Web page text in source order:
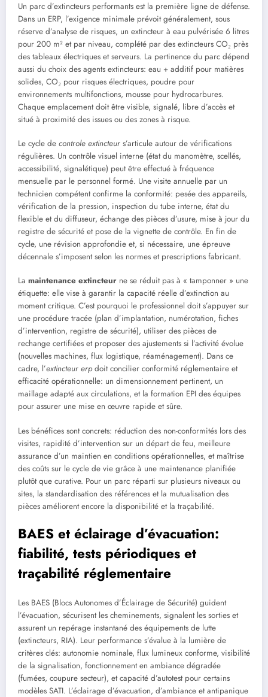
Un parc d’extincteurs performants est la première ligne de défense.
Dans un ERP, l’exigence minimale prévoit généralement, sous
réserve d’analyse de risques, un extincteur à eau pulvérisée 6 litres
pour 200 m² et par niveau, complété par des extincteurs CO₂ près
des tableaux électriques et serveurs. La pertinence du parc dépend
aussi du choix des agents extincteurs: eau + additif pour matières
solides, CO₂ pour risques électriques, poudre pour
environnements multifonctions, mousse pour hydrocarbures.
Chaque emplacement doit être visible, signalé, libre d’accès et
situé à proximité des issues ou des zones à risque.
Le cycle de controle extincteur s’articule autour de vérifications
régulières. Un contrôle visuel interne (état du manomètre, scellés,
accessibilité, signalétique) peut être effectué à fréquence
mensuelle par le personnel formé. Une visite annuelle par un
technicien compétent confirme la conformité: pesée des appareils,
vérification de la pression, inspection du tube interne, état du
flexible et du diffuseur, échange des pièces d’usure, mise à jour du
registre de sécurité et pose de la vignette de contrôle. En fin de
cycle, une révision approfondie et, si nécessaire, une épreuve
décennale s’imposent selon les normes et prescriptions fabricant.
La maintenance extincteur ne se réduit pas à « tamponner » une
étiquette: elle vise à garantir la capacité réelle d’extinction au
moment critique. C’est pourquoi le professionnel doit s’appuyer sur
une procédure tracée (plan d’implantation, numérotation, fiches
d’intervention, registre de sécurité), utiliser des pièces de
rechange certifiées et proposer des ajustements si l’activité évolue
(nouvelles machines, flux logistique, réaménagement). Dans ce
cadre, l’extincteur erpdoit concilier conformité réglementaire et
efficacité opérationnelle: un dimensionnement pertinent, un
maillage adapté aux circulations, et la formation EPI des équipes
pour assurer une mise en œuvre rapide et sûre.
Les bénéfices sont concrets: réduction des non-conformités lors des
visites, rapidité d’intervention sur un départ de feu, meilleure
assurance d’un maintien en conditions opérationnelles, et maîtrise
des coûts sur le cycle de vie grâce à une maintenance planifiée
plutôt que curative. Pour un parc réparti sur plusieurs niveaux ou
sites, la standardisation des références et la mutualisation des
pièces améliorent encore la disponibilité et la traçabilité.
BAES et éclairage d’évacuation:
fiabilité, tests périodiques et
traçabilité réglementaire
Les BAES (Blocs Autonomes d’Éclairage de Sécurité) guident
l’évacuation, sécurisent les cheminements, signalent les sorties et
assurent un repérage instantané des équipements de lutte
(extincteurs, RIA). Leur performance s’évalue à la lumière de
critères clés: autonomie nominale, flux lumineux conforme, visibilité
de la signalisation, fonctionnement en ambiance dégradée
(fumées, coupure secteur), et capacité d’autotest pour certains
modèles SATI. L’éclairage d’évacuation, d’ambiance et antipanique